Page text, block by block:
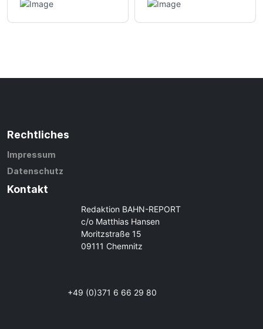
Rechtliches
Impressum
Datenschutz
Kontakt
Redaktion BAHN-REPORT
c/o Matthias Hansen
Moritzstraße 15
09111 Chemnitz
+49 (0)371 6 66 29 80